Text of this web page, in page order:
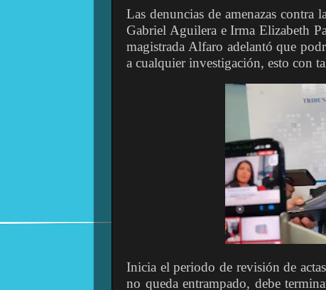
Las denuncias de amenazas
Gabriel Aguilera e Irma Elizabeth
magistrada Alfaro adelantó que
a cualquier investigación, esto con
Inicia el periodo de revisión de
no queda entrampado, debe